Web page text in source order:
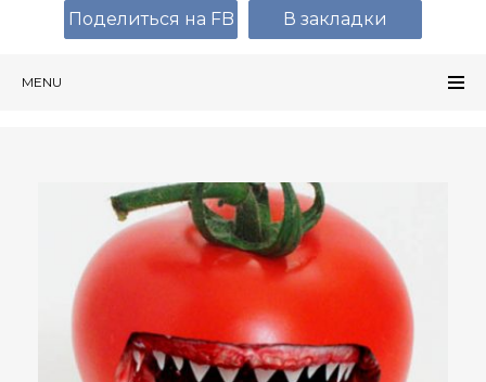
MENU
Поделиться на FB В закладки